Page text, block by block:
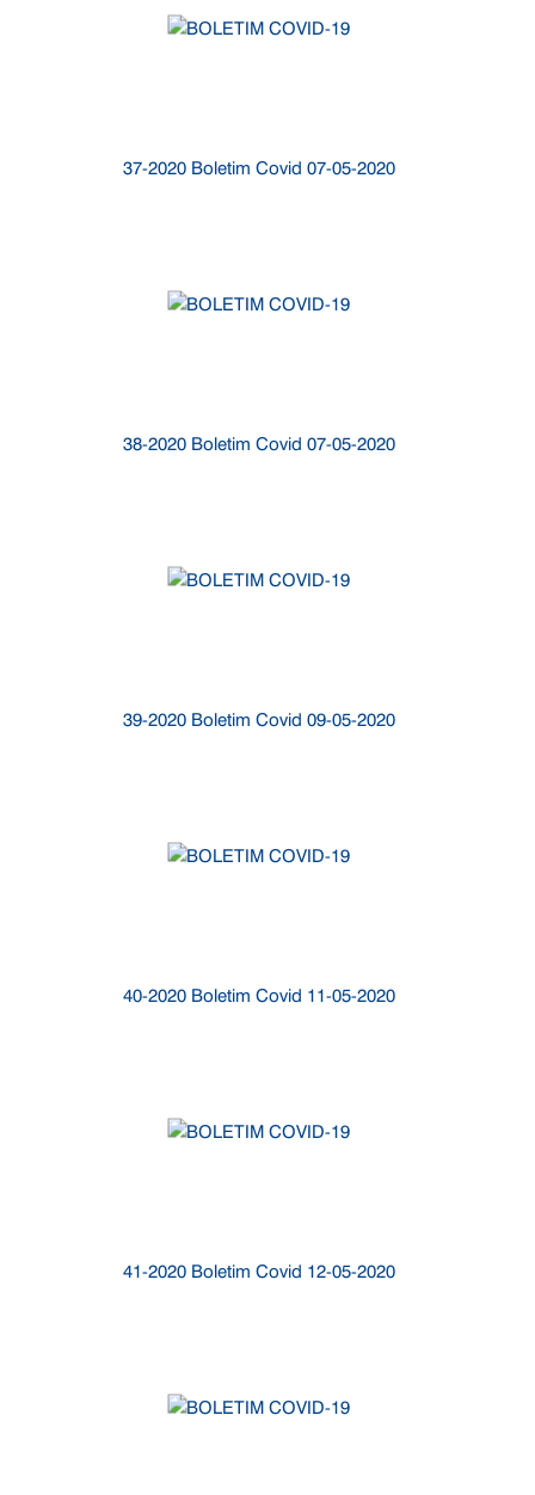
37-2020 Boletim Covid 07-05-2020
38-2020 Boletim Covid 07-05-2020
39-2020 Boletim Covid 09-05-2020
40-2020 Boletim Covid 11-05-2020
41-2020 Boletim Covid 12-05-2020